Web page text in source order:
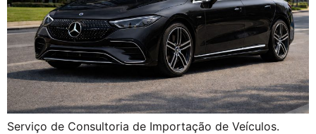
Serviço de Consultoria de Importação de Veículos.